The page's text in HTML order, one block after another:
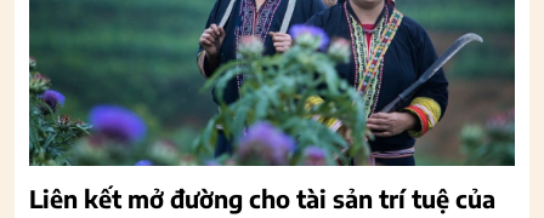
Liên kết mở đường cho tài sản trí tuệ của